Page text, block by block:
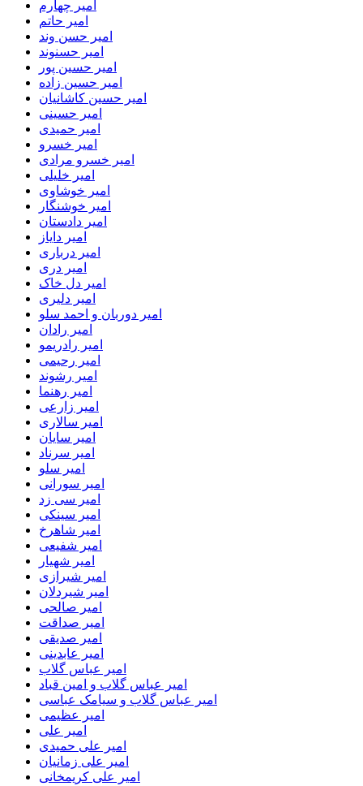
امیر چهارم
امیر حاتم
امیر حسن وند
امیر حسنوند
امیر حسین پور
امیر حسین زاده
امیر حسین کاشانیان
امیر حسینی
امیر حمیدی
امیر خسرو
امیر خسرو مرادی
امیر خلیلی
امیر خوشاوی
امیر خوشنگار
امیر دادستان
امیر دایاز
امیر درباری
امیر دری
امیر دل خاک
امیر دلیری
امیر دوربان و احمد سلو
امیر رادان
امیر رادریمو
امیر رحیمی
امیر رشوند
امیر رهنما
امیر زارعی
امیر سالاری
امیر سایان
امیر سرناد
امیر سلو
امیر سورانی
امیر سی زد
امیر سینکی
امیر شاهرخ
امیر شفیعی
امیر شهیار
امیر شیرازی
امیر شیردلان
امیر صالحی
امیر صداقت
امیر صدیقی
امیر عابدینی
امیر عباس گلاب
امیر عباس گلاب و امین قباد
امیر عباس گلاب و سیامک عباسی
امیر عظیمی
امیر علی
امیر علی حمیدی
امیر علی زمانیان
امیر علی کریمخانی